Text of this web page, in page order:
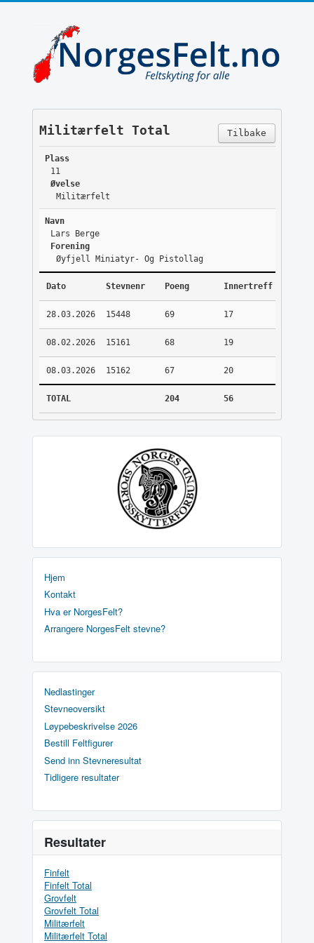
Tilbake
Militærfelt Total
Plass
11
Øvelse
Militærfelt
Navn
Lars Berge
Forening
Øyfjell Miniatyr- Og Pistollag
Dato Stevnenr Poeng Innertreff
28.03.2026 15448 69 17
08.02.2026 15161 68 19
08.03.2026 15162 67 20
TOTAL 204 56
Hjem
Kontakt
Hva er NorgesFelt?
Arrangere NorgesFelt stevne?
Nedlastinger
Stevneoversikt
Løypebeskrivelse 2026
Bestill Feltfigurer
Send inn Stevneresultat
Tidligere resultater
Resultater
Finfelt
Finfelt Total
Grovfelt
Grovfelt Total
Militærfelt
Militærfelt Total